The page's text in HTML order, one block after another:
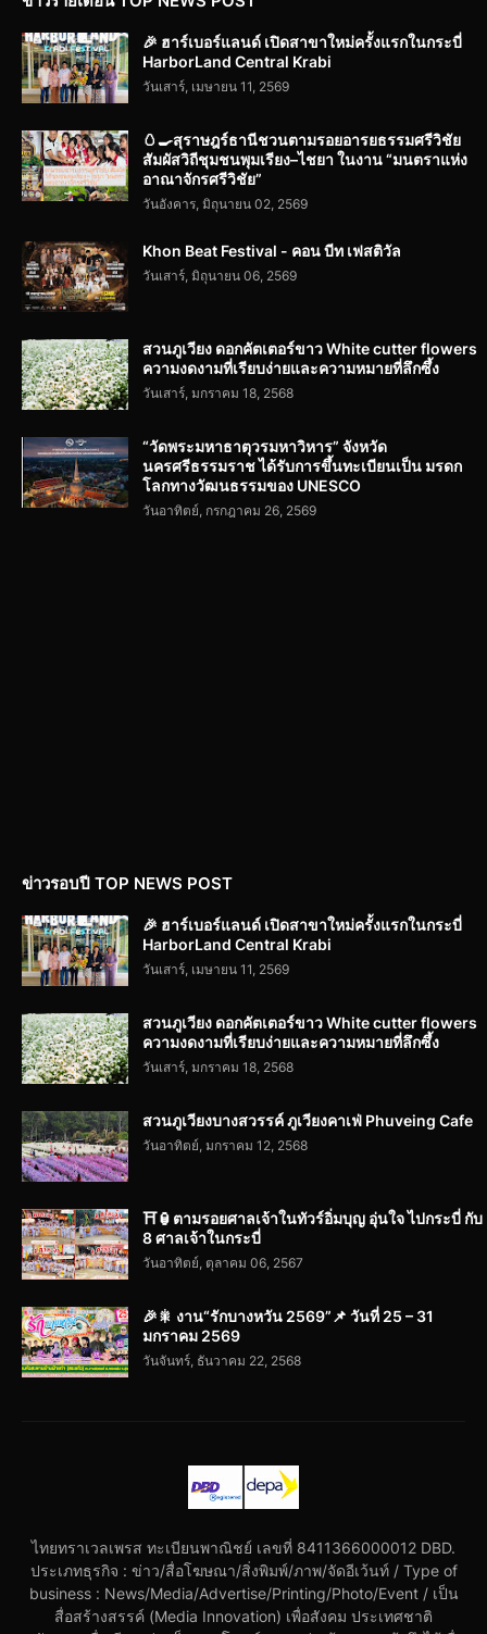
🎉 ฮาร์เบอร์แลนด์ เปิดสาขาใหม่ครั้งแรกในกระบี่
HarborLand Central Krabi
วันเสาร์, เมษายน 11, 2569
🥚🍳สุราษฎร์ธานีชวนตามรอยอารยธรรมศรีวิชัย
สัมผัสวิถีชุมชนพุมเรียง–ไชยา ในงาน “มนตราแห่ง
อาณาจักรศรีวิชัย”
วันอังคาร, มิถุนายน 02, 2569
Khon Beat Festival - คอน บีท เฟสติวัล
วันเสาร์, มิถุนายน 06, 2569
สวนภูเวียง ดอกคัตเตอร์ขาว White cutter flowers
ความงดงามที่เรียบง่ายและความหมายที่ลึกซึ้ง
วันเสาร์, มกราคม 18, 2568
“วัดพระมหาธาตุวรมหาวิหาร” จังหวัด
นครศรีธรรมราช ได้รับการขึ้นทะเบียนเป็น มรดก
โลกทางวัฒนธรรมของ UNESCO
วันอาทิตย์, กรกฎาคม 26, 2569
ข่าวรอบปี TOP NEWS POST
🎉 ฮาร์เบอร์แลนด์ เปิดสาขาใหม่ครั้งแรกในกระบี่
HarborLand Central Krabi
วันเสาร์, เมษายน 11, 2569
สวนภูเวียง ดอกคัตเตอร์ขาว White cutter flowers
ความงดงามที่เรียบง่ายและความหมายที่ลึกซึ้ง
วันเสาร์, มกราคม 18, 2568
สวนภูเวียงบางสวรรค์ ภูเวียงคาเฟ่ Phuveing Cafe
วันอาทิตย์, มกราคม 12, 2568
⛩️🏮ตามรอยศาลเจ้าในทัวร์อิ่มบุญ อุ่นใจ ไปกระบี่ กับ
8 ศาลเจ้าในกระบี่
วันอาทิตย์, ตุลาคม 06, 2567
🎉🎇 งาน“รักบางหวัน 2569”📌 วันที่ 25 – 31
มกราคม 2569
วันจันทร์, ธันวาคม 22, 2568
ไทยทราเวลเพรส ทะเบียนพาณิชย์ เลขที่ 8411366000012 DBD.
ประเภทธุรกิจ : ข่าว/สื่อโฆษณา/สิ่งพิมพ์/ภาพ/จัดอีเว้นท์ / Type of
business : News/Media/Advertise/Printing/Photo/Event / เป็น
สื่อสร้างสรรค์ (Media Innovation) เพื่อสังคม ประเทศชาติ